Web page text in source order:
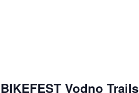
Vodno Trails